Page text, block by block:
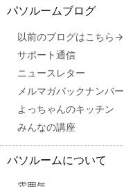
パソルームブログ
以前のブログはこちら→
サポート通信
ニュースレター
メルマガバックナンバー
よっちゃんのキッチン
みんなの講座
パソルームについて